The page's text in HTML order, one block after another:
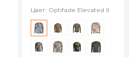
Цвет: Optifade Elevated II